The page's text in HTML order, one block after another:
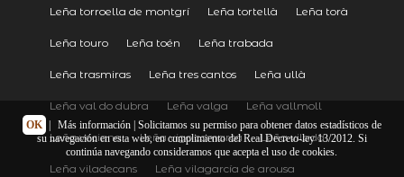
Leña torroella de montgrí Leña tortellà Leña torà
Leña touro Leña toén Leña trabada
Leña trasmiras Leña tres cantos Leña ullà
Leña val do dubra Leña valga Leña vallmoll
Leña veciana Leña vigo comarca Leña vilada
Leña viladecans Leña vilagarcía de arousa
OK Más información| Solicitamos su permiso para obtener datos estadísticos de
su navegación en esta web, en cumplimiento del Real Decreto-ley 13/2012. Si
continúa navegando consideramos que acepta el uso de cookies.